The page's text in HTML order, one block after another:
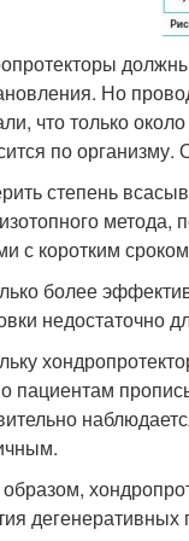
Но
что только
по
степень
с коротким
более
недостаточно
пациентам